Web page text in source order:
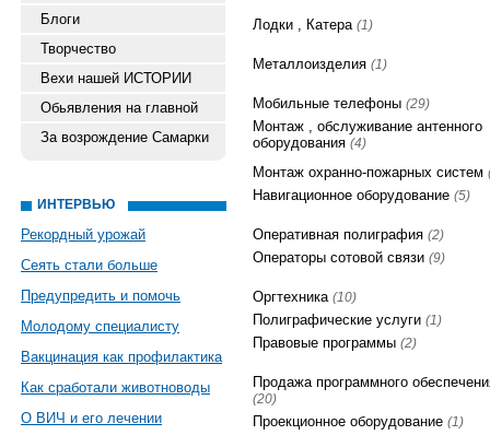
Блоги
Творчество
Вехи нашей ИСТОРИИ
Обьявления на главной
За возрождение Самарки
ИНТЕРВЬЮ
Рекордный урожай
Сеять стали больше
Предупредить и помочь
Молодому специалисту
Вакцинация как профилактика
Как сработали животноводы
О ВИЧ и его лечении
Лодки , Катера (1)
Металлоизделия (1)
Мобильные телефоны (29)
Монтаж , обслуживание антенного
оборудования (4)
Монтаж охранно-пожарных систем
Навигационное оборудование (5)
Оперативная полиграфия (2)
Операторы сотовой связи (9)
Оргтехника (10)
Полиграфические услуги (1)
Правовые программы (2)
Продажа программного
(20)
Проекционное оборудование (1)